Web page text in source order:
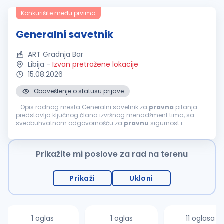
Konkurišite među prvima
Generalni savetnik
ART Gradnja Bar
Libija - Izvan pretražene lokacije
15.08.2026
Obaveštenje o statusu prijave
...Opis radnog mesta Generalni savetnik za pravna pitanja
predstavlja ključnog člana izvršnog menadžment tima, sa
sveobuhvatnom odgovornošću za pravnu sigurnost i
poslovima, ova pozicija ima...
Prikažite mi poslove za rad na terenu
Prikaži Ukloni
1 oglas 1 oglas 11 oglasa